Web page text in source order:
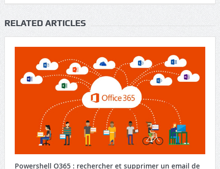
RELATED ARTICLES
Powershell O365 : rechercher et supprimer un email de